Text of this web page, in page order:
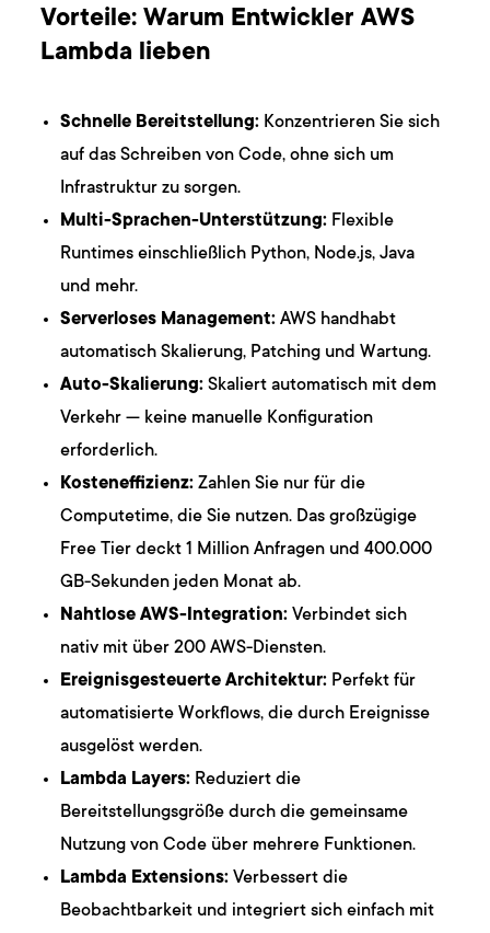
Vorteile: Warum Entwickler AWS
Lambda lieben
Schnelle Bereitstellung: Konzentrieren Sie sich
auf das Schreiben von Code, ohne sich um
Infrastruktur zu sorgen.
Multi-Sprachen-Unterstützung: Flexible
Runtimes einschließlich Python, Node.js, Java
und mehr.
Serverloses Management: AWS handhabt
automatisch Skalierung, Patching und Wartung.
Auto-Skalierung: Skaliert automatisch mit dem
Verkehr — keine manuelle Konfiguration
erforderlich.
Kosteneffizienz: Zahlen Sie nur für die
Computetime, die Sie nutzen. Das großzügige
Free Tier deckt 1 Million Anfragen und 400.000
GB-Sekunden jeden Monat ab.
Nahtlose AWS-Integration: Verbindet sich
nativ mit über 200 AWS-Diensten.
Ereignisgesteuerte Architektur: Perfekt für
automatisierte Workflows, die durch Ereignisse
ausgelöst werden.
Lambda Layers: Reduziert die
Bereitstellungsgröße durch die gemeinsame
Nutzung von Code über mehrere Funktionen.
Lambda Extensions: Verbessert die
Beobachtbarkeit und integriert sich einfach mit